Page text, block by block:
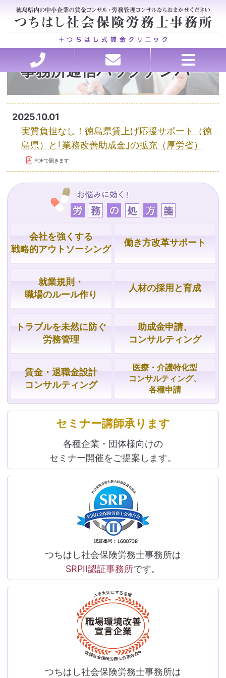
ホーム
労務の処方箋
ごあいさつ
理念・行動指針
お客様の声
事務所概要
アクセス
料金
セミナー講師承ります
お問い合わせ
事務所通信バックナンバー
2025.10.01
実質負担なし！徳島県賃上げ応援サポート（徳
島県）と｢業務改善助成金｣の拡充（厚労省）
会社を強くする
戦略的アウトソーシング
働き方改革サポート
就業規則・
職場のルール作り
人材の採用と育成
トラブルを未然に防ぐ
労務管理
助成金申請、
コンサルティング
賃金・ 退職金設計
コンサルティング
医療・介護特化型
コンサルティング、
各種申請
セミナー講師承ります
各種企業・団体様向けの
セミナー開催をご提案します。
つちはし社会保険労務士事務所は
SRPⅡ認証事務所です。
つちはし社会保険労務士事務所は